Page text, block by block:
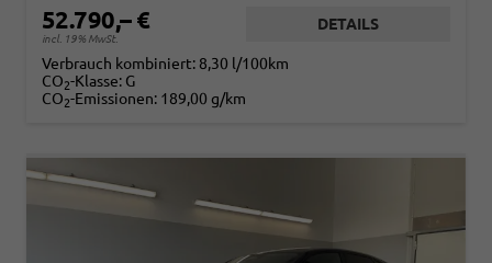
52.790,– €
incl. 19% MwSt.
DETAILS
Verbrauch kombiniert: 8,30 l/100km
CO2-Klasse: G
CO2-Emissionen: 189,00 g/km